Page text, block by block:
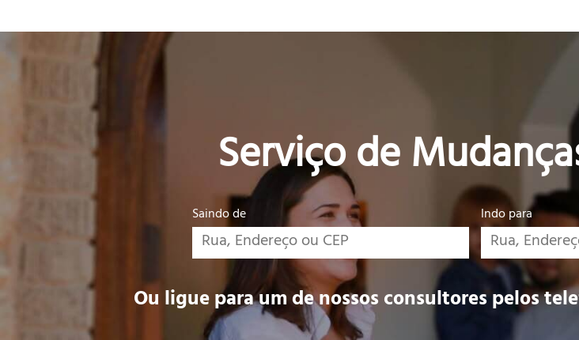
Serviço de
Saindo de Indo para
Ou ligue para um de nossos consultores pelos